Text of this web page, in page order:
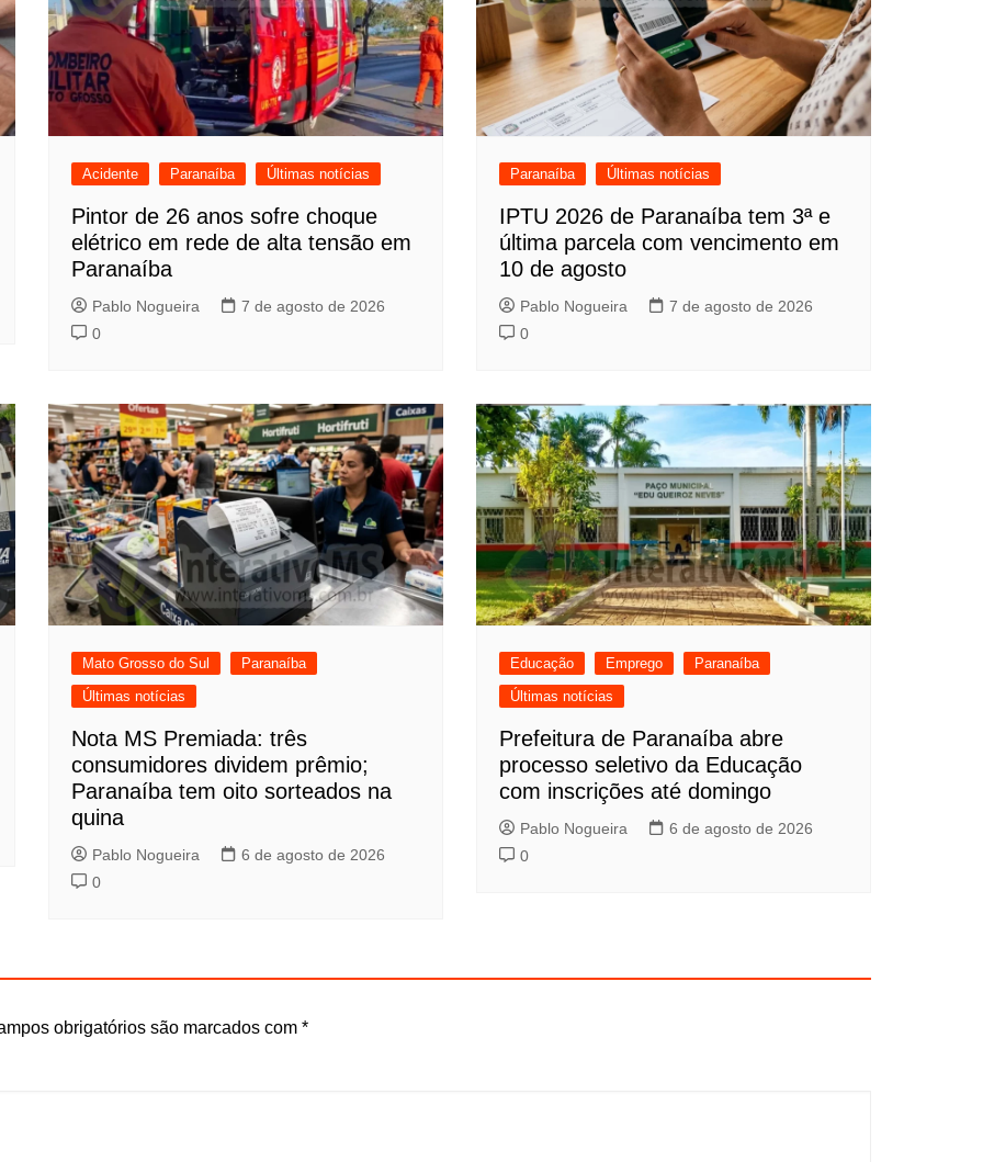
Acidente Paranaíba Últimas notícias
Pintor de 26 anos sofre choque
elétrico em rede de alta tensão em
Paranaíba
Pablo Nogueira
7 de agosto de 2026
0
Paranaíba Últimas notícias
IPTU 2026 de Paranaíba tem 3ª e
última parcela com vencimento em
10 de agosto
Pablo Nogueira
7 de agosto de 2026
0
Mato Grosso do Sul
Paranaíba
Últimas notícias
Nota MS Premiada: três
consumidores dividem prêmio;
Paranaíba tem oito sorteados na
quina
Pablo Nogueira
6 de agosto de 2026
0
Educação Emprego
Paranaíba
Últimas notícias
Prefeitura de Paranaíba abre
processo seletivo da Educação
com inscrições até domingo
Pablo Nogueira
6 de agosto de 2026
0
obrigatórios são marcados com *